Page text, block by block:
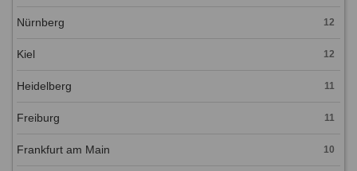
Nürnberg 12
Kiel 12
Heidelberg 11
Freiburg 11
Frankfurt am Main 10